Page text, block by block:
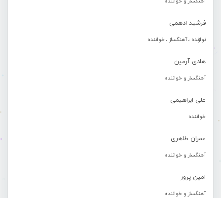
فرشید ادهمی
نوازنده ، آهنگساز ، خواننده
هادی آرمین
آهنگساز و خواننده
علی ابراهیمی
خواننده
عمران طاهری
آهنگساز و خواننده
امین پرور
آهنگساز و خواننده